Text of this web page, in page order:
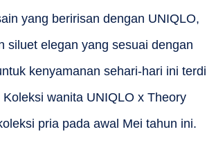
yang beririsan dengan UNIQLO,
siluet elegan yang sesuai dengan
kenyamanan sehari-hari ini
wanita UNIQLO x Theory
pria pada awal Mei tahun ini.